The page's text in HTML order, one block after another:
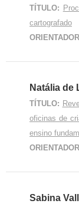
TÍTULO:
cartografado
Natália de
TÍTULO:
oficinas de
ensino
Sabina